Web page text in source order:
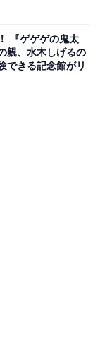
『ゲゲゲの鬼太
親、水木しげるの
できる記念館がリ